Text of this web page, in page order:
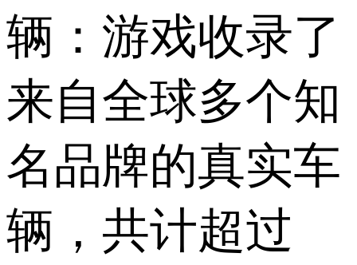
辆：游戏收录了
来自全球多个知
名品牌的真实车
辆，共计超过